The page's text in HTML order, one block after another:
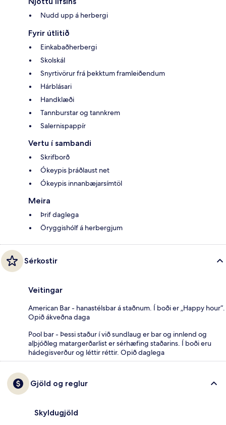
Nudd upp á herbergi
Fyrir útlitið
Einkabaðherbergi
Skolskál
Snyrtivörur frá þekktum framleiðendum
Hárblásari
Handklæði
Tannburstar og tannkrem
Salernispappír
Vertu í sambandi
Skrifborð
Ókeypis þráðlaust net
Ókeypis innanbæjarsímtöl
Meira
Þrif daglega
Öryggishólf á herbergjum
Sérkostir
Veitingar
American Bar - hanastélsbar á staðnum. Í boði er „Happy hour“.
Opið ákveðna daga
Pool bar - Þessi staður í við sundlaug er bar og innlend og
alþjóðleg matargerðarlist er sérhæfing staðarins. Í boði eru
hádegisverður og léttir réttir. Opið daglega
Gjöld og reglur
Skyldugjöld